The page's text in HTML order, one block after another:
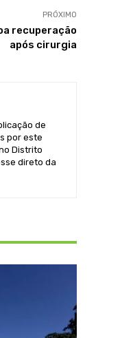
PRÓXIMO
recuperação
após cirurgia
de
por este
Distrito
direto da